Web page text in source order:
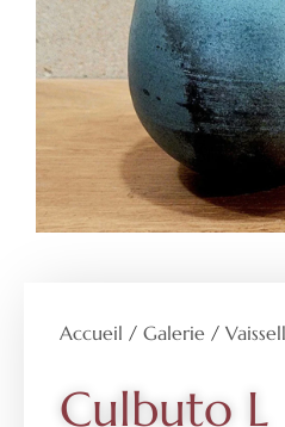
Accueil / Galerie /
Culbuto L